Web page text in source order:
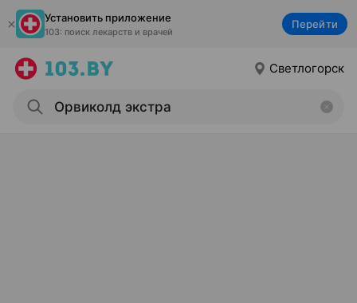
Установить приложение
103: поиск лекарств и врачей
Перейти
Светлогорск